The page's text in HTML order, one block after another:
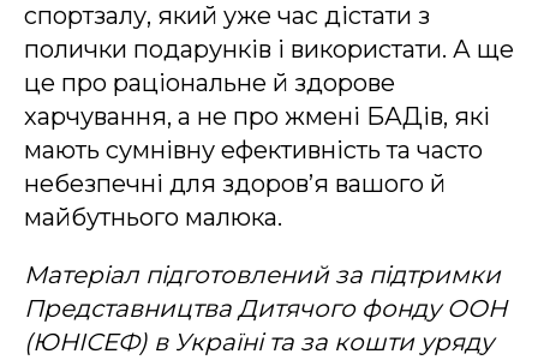
спортзалу, який уже час дістати з
полички подарунків і використати. А ще
це про раціональне й здорове
харчування, а не про жмені БАДів, які
мають сумнівну ефективність та часто
небезпечні для здоров’я вашого й
майбутнього малюка.
Матеріал підготовлений за підтримки
Представництва Дитячого фонду ООН
(ЮНІСЕФ) в Україні та за кошти уряду